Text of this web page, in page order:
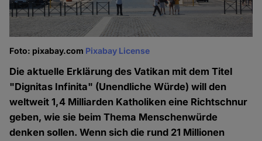
Foto: pixabay.com Pixabay License
Die aktuelle Erklärung des Vatikan mit dem Titel
"Dignitas Infinita" (Unendliche Würde) will den
weltweit 1,4 Milliarden Katholiken eine Richtschnur
geben, wie sie beim Thema Menschenwürde
denken sollen. Wenn sich die rund 21 Millionen